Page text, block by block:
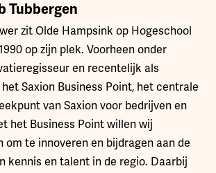
Tubbergen
zit Olde Hampsink op Hogeschool
op zijn plek. Voorheen onder
en recentelijk als
Saxion Business Point, het centrale
van Saxion voor bedrijven en
het Business Point willen wij
om te innoveren en bijdragen aan de
kennis en talent in de regio. Daarbij